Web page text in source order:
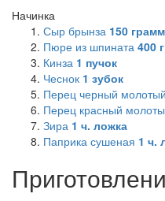
Начинка
Сыр брынза 150 грамм
Пюре из шпината 400
Кинза 1 пучок
Чеснок 1 зубок
Перец черный молотый
Перец красный
Зира 1 ч. ложка
Паприка сушеная 1 ч.